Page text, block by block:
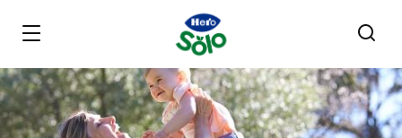
Skip to main content